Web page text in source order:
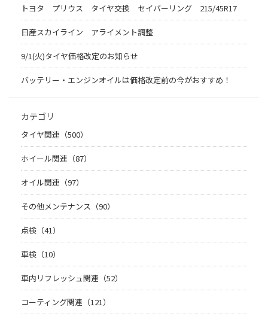
トヨタ プリウス タイヤ交換 セイバーリング 215/45R17
日産スカイライン アライメント調整
9/1(火)タイヤ価格改定のお知らせ
バッテリー・エンジンオイルは価格改定前の今がおすすめ！
カテゴリ
タイヤ関連（500）
ホイール関連（87）
オイル関連（97）
その他メンテナンス（90）
点検（41）
車検（10）
車内リフレッシュ関連（52）
コーティング関連（121）